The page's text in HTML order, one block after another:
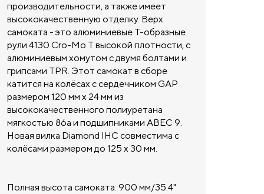
производительности, а также имеет
высококачественную отделку. Верх
самоката - это алюминиевые Т-образные
рули 4130 Cro-Mo T высокой плотности, с
алюминиевым хомутом с двумя болтами и
грипсами TPR. Этот самокат в сборе
катится на колёсах с сердечником GAP
размером 120 мм x 24 мм из
высококачественного полиуретана
мягкостью 86a и подшипниками ABEC 9.
Новая вилка Diamond IHC совместима с
колёсами размером до 125 x 30 мм.
Полная высота самоката: 900 мм/35.4"